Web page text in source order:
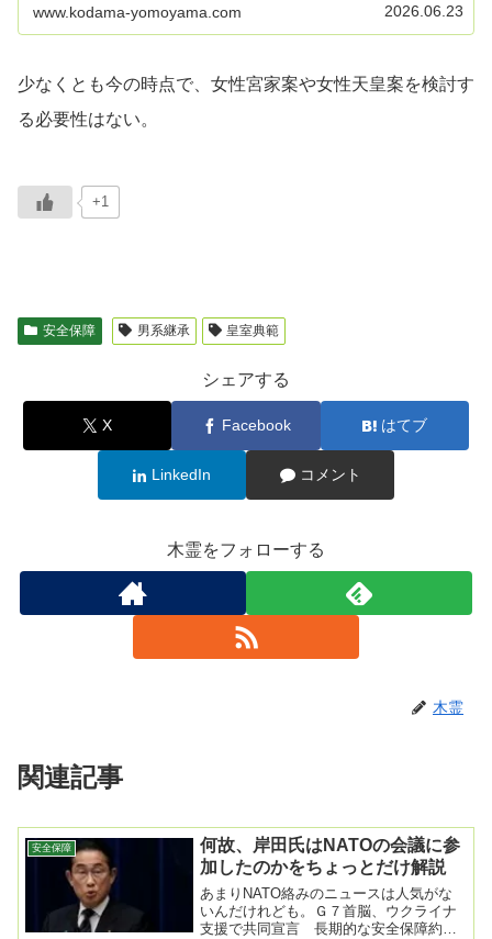
www.kodama-yomoyama.com 2026.06.23
少なくとも今の時点で、女性宮家案や女性天皇案を検討す
る必要性はない。
+1
安全保障 男系継承 皇室典範
シェアする
X Facebook はてブ
LinkedIn コメント
木霊をフォローする
木霊
関連記事
安全保障
何故、岸田氏はNATOの会議に参
加したのかをちょっとだけ解説
あまりNATO絡みのニュースは人気がな
いんだけれども。Ｇ７首脳、ウクライナ
支援で共同宣言 長期的な安全保障約束